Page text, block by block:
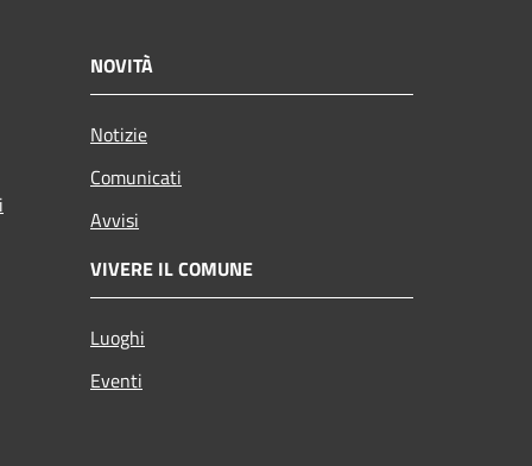
NOVITÀ
Notizie
Comunicati
Avvisi
VIVERE IL COMUNE
Luoghi
Eventi